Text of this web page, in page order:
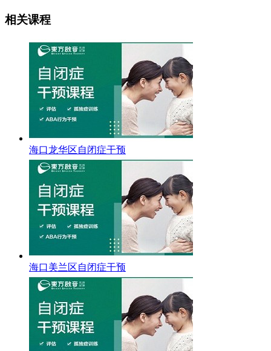
相关课程
海口龙华区自闭症干预
海口美兰区自闭症干预